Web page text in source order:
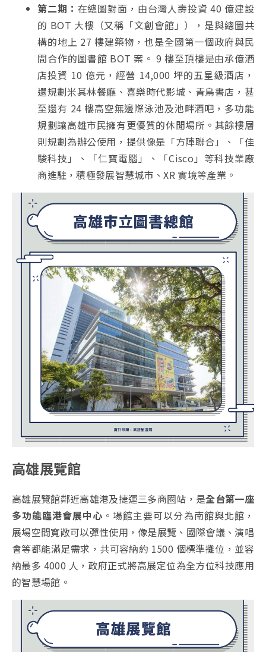
第二期： 在總圖對面，由台灣人壽投資 40 億建設
的 BOT 大樓（又稱「文創會館」），是與總圖共
構的地上 27 樓建築物，也是全國第一個政府與民
間合作的圖書館 BOT 案。 9 樓至頂樓是由承億酒
店投資 10 億元，經營 14,000 坪的五星級酒店，
還規劃米其林餐廳、喜樂時代影城、青鳥書店，甚
至還有 24 樓高空無邊際泳池及池畔酒吧，多功能
規劃讓高雄市民擁有更優質的休閒場所。 其餘樓層
則規劃為辦公使用，提供像是「方陣聯合」、「佳
駿科技」、「仁寶電腦」、「Cisco」等科技業廠
商進駐，積極發展智慧城市、XR 實境等產業。
高雄展覽館
高雄展覽館鄰近高雄港及捷運三多商圈站，是全台第一座
多功能臨港會展中心 。場館主要可以分為南館與北館，
展場空間寬敞可以彈性使用，像是展覽、國際會議、演唱
會等都能滿足需求，共可容納約 1500 個標準攤位，並容
納最多 4000 人，政府正式將高展定位為全方位科技應用
的智慧場館。